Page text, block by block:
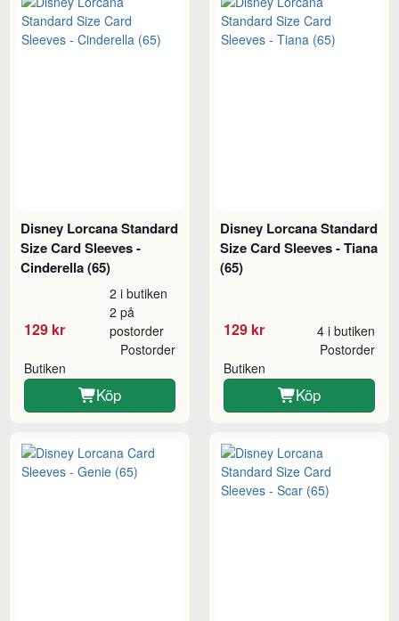
Disney Lorcana Standard
Size Card Sleeves -
Cinderella (65)
129 kr
2 i butiken
2 på
postorder
Butiken
Postorder
Köp
Disney Lorcana Standard
Size Card Sleeves - Tiana
(65)
129 kr 4 i butiken
Butiken
Postorder
Köp